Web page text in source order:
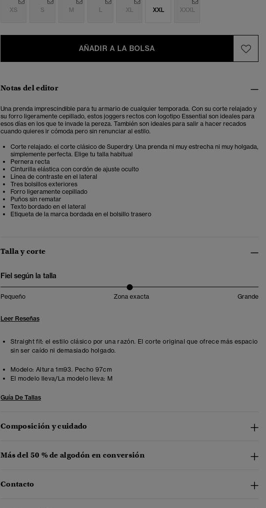
XS S M L XL XXL XXXL
AÑADIR A LA BOLSA
Notas del editor
Una prenda imprescindible para tu armario de cualquier temporada. Con su corte relajado y
su forro ligeramente cepillado, estos joggers rectos con logotipo Essential son ideales para
esos días en los que te invade la pereza. También son ideales para salir a hacer recados
cuando quieres ir cómoda pero sin renunciar al estilo.
Corte relajado: el corte clásico de Superdry. Una prenda ni muy estrecha ni muy holgada,
simplemente perfecta. Elige tu talla habitual
Pernera recta
Cinturilla elástica con cordón de ajuste oculto
Línea de contraste en el lateral
Tres bolsillos exteriores
Forro ligeramente cepillado
Puños sin rematar
Texto bordado en el lateral
Etiqueta de la marca bordada en el bolsillo trasero
Talla y corte
Fiel según la talla
Pequeño Zona exacta Grande
Leer Reseñas
Straight fit: el estilo clásico por una razón. El corte original que ofrece más espacio
sin ser caído ni demasiado holgado.
Modelo: Altura 1m93. Pecho 97cm
El modelo lleva/La modelo lleva: M
Guía De Tallas
Composición y cuidado
Más del 50 % de algodón en conversión
Contacto